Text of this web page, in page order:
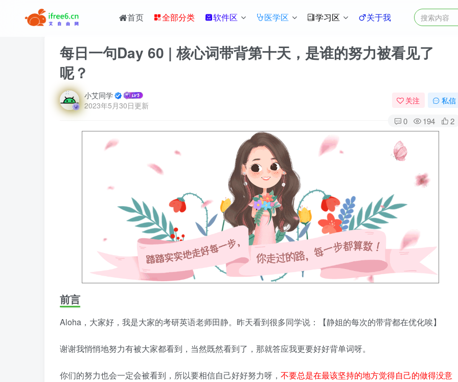
首页 全部分类 软件区 医学区 学习区 关于我
每日一句Day 60 | 核心词带背第十天，是谁的努力被看见了
呢？
小艾同学
2023年5月30日更新
关注 私信
0 194 2
前言
Aloha，大家好，我是大家的考研英语老师田静。昨天看到很多同学说：【静姐的每次的带背都在优化唉】
谢谢我悄悄地努力有被大家都看到，当然既然看到了，那就答应我更要好好背单词呀。
你们的努力也会一定会被看到，所以要相信自己好好努力呀， 不要总是在最该坚持的地方觉得自己的做得没意